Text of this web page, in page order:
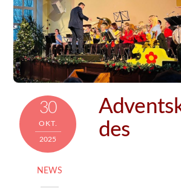
30
OKT.
2025
NEWS
des